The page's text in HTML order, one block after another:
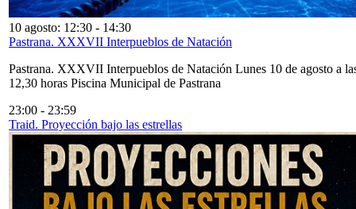
10 agosto: 12:30 - 14:30
Pastrana. XXXVII Interpueblos de Natación
Pastrana. XXXVII Interpueblos de Natación Lunes 10 de agosto a
12,30 horas Piscina Municipal de Pastrana
23:00 - 23:59
Traid. Proyección bajo las estrellas